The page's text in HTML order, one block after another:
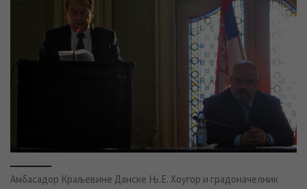
Амбасадор Краљевине Данске Њ.Е. Хоугор и градоначелник